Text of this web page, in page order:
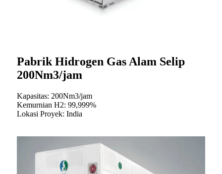
Pabrik Hidrogen Gas Alam Selip
200Nm3/jam
Kapasitas: 200Nm3/jam
Kemurnian H2: 99,999%
Lokasi Proyek: India